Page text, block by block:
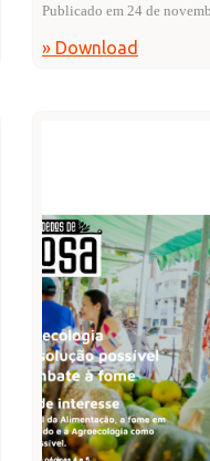
Publicado em 24 de
» Download